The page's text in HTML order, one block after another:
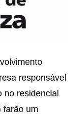
responsável
no residencial
farão um